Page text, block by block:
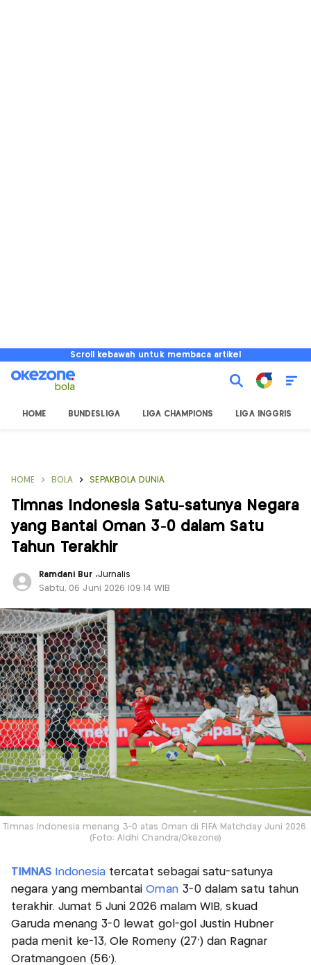
Scroll kebawah untuk membaca artikel
HOME BUNDESLIGA LIGA CHAMPIONS LIGA INGGRIS
HOME BOLA SEPAKBOLA DUNIA
Timnas Indonesia Satu-satunya Negara
yang Bantai Oman 3-0 dalam Satu
Tahun Terakhir
Ramdani Bur ,Jurnalis
Sabtu, 06 Juni 2026 |09:14 WIB
Timnas Indonesia menang 3-0 atas Oman di FIFA Matchday Juni 2026.
(Foto: Aldhi Chandra/Okezone)
TIMNAS Indonesia tercatat sebagai satu-satunya
negara yang membantai Oman 3-0 dalam satu tahun
terakhir. Jumat 5 Juni 2026 malam WIB, skuad
Garuda menang 3-0 lewat gol-gol Justin Hubner
pada menit ke-13, Ole Romeny (27’) dan Ragnar
Oratmangoen (56’).